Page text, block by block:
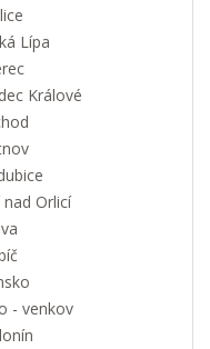
Lípa
Králové
nad Orlicí
- venkov